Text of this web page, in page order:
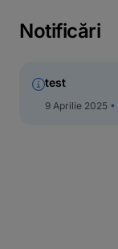
Notificări
test
9 Aprilie 2025